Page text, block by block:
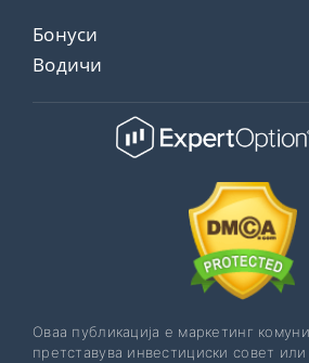
Бонуси
Водичи
Оваа публикација е маркетинг
претставува инвестициски совет